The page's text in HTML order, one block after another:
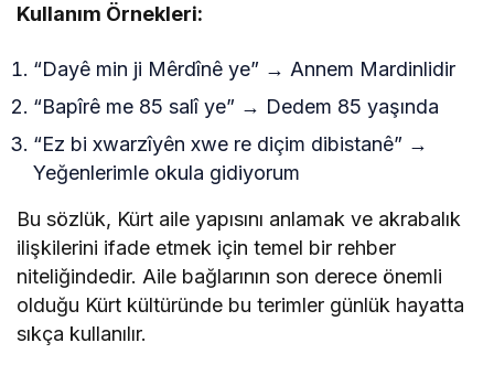
Kullanım Örnekleri:
“Dayê min ji Mêrdînê ye” → Annem Mardinlidir
“Bapîrê me 85 salî ye” → Dedem 85 yaşında
“Ez bi xwarzîyên xwe re diçim dibistanê” →
Yeğenlerimle okula gidiyorum
Bu sözlük, Kürt aile yapısını anlamak ve akrabalık
ilişkilerini ifade etmek için temel bir rehber
niteliğindedir. Aile bağlarının son derece önemli
olduğu Kürt kültüründe bu terimler günlük hayatta
sıkça kullanılır.